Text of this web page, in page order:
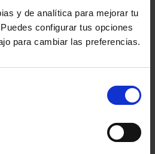
y de analítica para mejorar tu
configurar tus opciones
para cambiar las preferencias.
la creación del Órgano
de Blanqueo de Capitales
se habló de la potestad
y de criptomonedas.